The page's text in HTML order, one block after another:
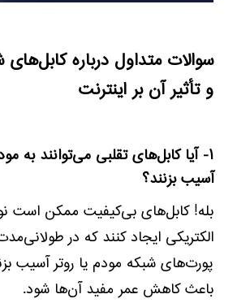
سوالات متداول درباره کابل‌های
و تأثیر آن بر اینترنت
۱- آیا کابل‌های تقلبی می‌توانند به
آسیب بزنند؟
بله! کابل‌های بی‌کیفیت ممکن است
الکتریکی ایجاد کنند که در
پورت‌های شبکه مودم یا روتر آسیب
باعث کاهش عمر مفید آن‌ها شود.